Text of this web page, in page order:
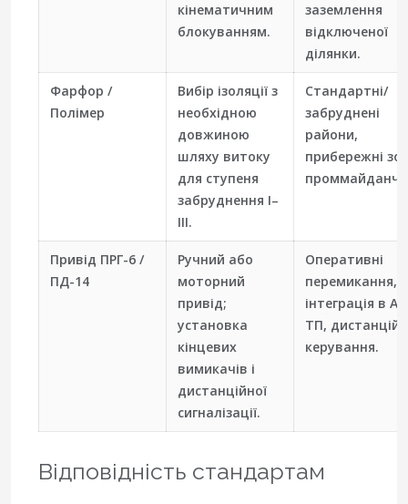
кінематичним
блокуванням.
заземлення
відключеної
ділянки.
Фарфор /
Полімер
Вибір ізоляції з
необхідною
довжиною
шляху витоку
для ступеня
забруднення I–
III.
Стандартні/
забруднені
райони,
прибережні
Привід ПРГ-6 /
ПД-14
Ручний або
моторний
привід;
установка
кінцевих
вимикачів і
дистанційної
сигналізації.
Оперативні
перемикання,
інтеграція в
ТП,
керування.
Відповідність стандартам